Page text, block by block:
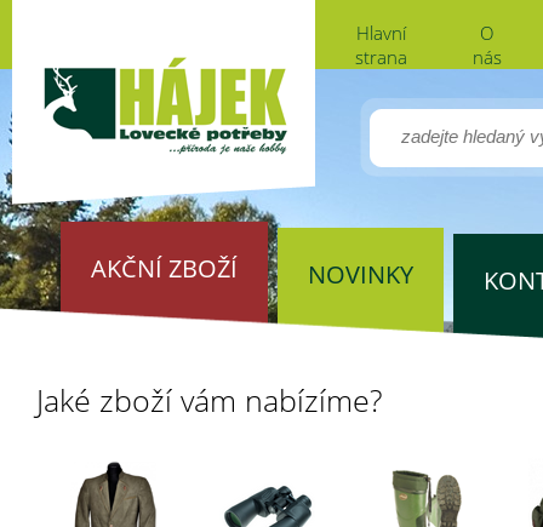
Hlavní
strana
O
nás
AKČNÍ ZBOŽÍ NOVINKY
Jaké zboží vám nabízíme?